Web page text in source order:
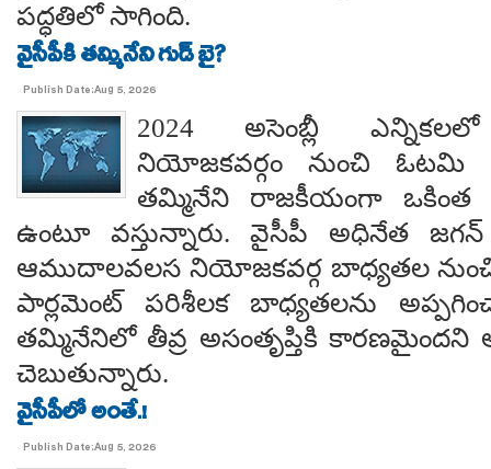
పద్ధతిలో సాగింది.
వైసీపీకి తమ్మినేని గుడ్ బై?
Publish Date:Aug 5, 2026
2024 అసెంబ్లీ
నియోజకవర్గం నుంచి ఓటమి
తమ్మినేని రాజకీయంగా
ఉంటూ వస్తున్నారు. వైసీపీ అధినేత
ఆముదాలవలస నియోజకవర్గ బాధ్యతల నుంచి
పార్లమెంట్ పరిశీలక బాధ్యతలను
తమ్మినేనిలో తీవ్ర అసంతృప్తికి కారణమైందని
చెబుతున్నారు.
వైసీపీలో అంతే.!
Publish Date:Aug 5, 2026